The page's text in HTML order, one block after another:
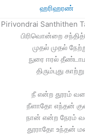
ஹரிஹரண்
Pirivondrai Santhithen
பிரிவொன்றை
முதல் முதல்
நுரை ஈரல்
திரும்புது காற்று
நீ என்ற தூரம்
நீளாதோ எந்தன்
நான் என்ற நேரம்
தூராதோ உந்தன்